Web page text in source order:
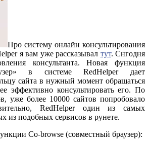
Про систему онлайн консультирования
я вам уже рассказывал тут. Снгодня
консультанта. Новая функция
в системе RedHelper дает
сайта в нужный момент обращаться
эффективно консультировать его. По
уже более 10000 сайтов попробовало
RedHelper один из самых
из подобных сервисов в рунете.
Co-browse (совместный браузер):